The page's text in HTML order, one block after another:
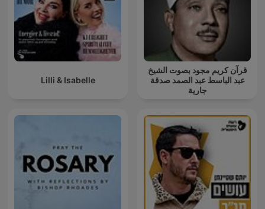
Lilli & Isabelle
قرآن كريم مجود بصوت الشيخ
عبد الباسط عبد الصمد صدقة
جارية